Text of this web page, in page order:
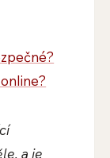
a je